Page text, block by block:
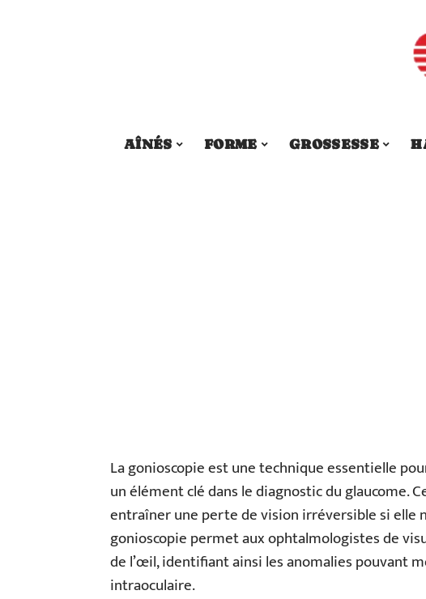
AÎNÉS FORME GROSSESSE
La gonioscopie est une technique essentielle
un élément clé dans le diagnostic du glaucome.
entraîner une perte de vision irréversible si elle
gonioscopie permet aux ophtalmologistes de
de l’œil, identifiant ainsi les anomalies pouvant
intraoculaire.